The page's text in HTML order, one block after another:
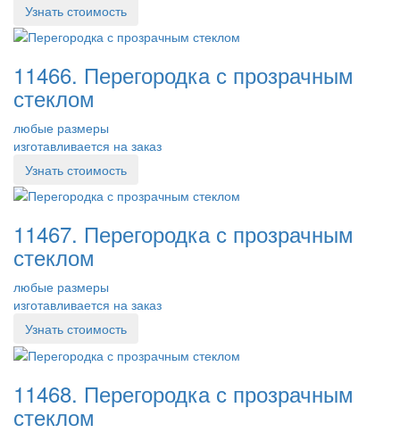
Узнать стоимость
11466. Перегородка с прозрачным
стеклом
любые размеры
изготавливается на заказ
Узнать стоимость
11467. Перегородка с прозрачным
стеклом
любые размеры
изготавливается на заказ
Узнать стоимость
11468. Перегородка с прозрачным
стеклом